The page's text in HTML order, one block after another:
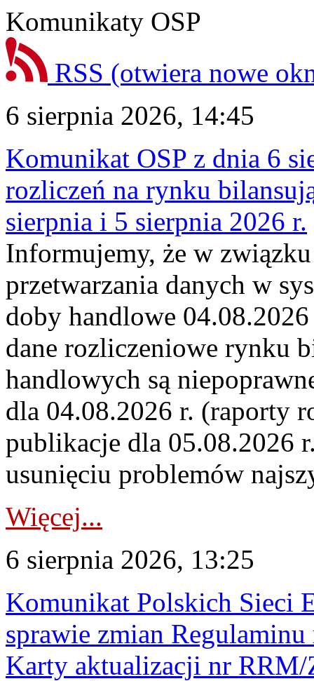
Komunikaty OSP
RSS (otwiera nowe
6 sierpnia 2026, 14:45
Komunikat OSP z dnia 6
rozliczeń na rynku
sierpnia i 5 sierpnia 2026 r.
Informujemy, że w
przetwarzania danych w
doby handlowe
dane rozliczeniowe rynku
handlowych są
dla 04.08.2026 r. (raporty
publikacje dla 05.08.2026
usunięciu problemów
Więcej...
6 sierpnia 2026, 13:25
Komunikat Polskich Sieci
sprawie zmian
Karty aktualizacji nr